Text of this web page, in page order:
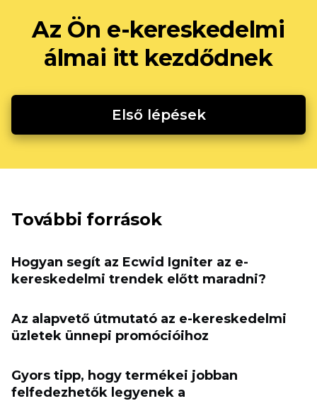
Az Ön e-kereskedelmi
álmai itt kezdődnek
Első lépések
További források
Hogyan segít az Ecwid Igniter az e-
kereskedelmi trendek előtt maradni?
Az alapvető útmutató az e-kereskedelmi
üzletek ünnepi promócióihoz
Gyors tipp, hogy termékei jobban
felfedezhetők legyenek a